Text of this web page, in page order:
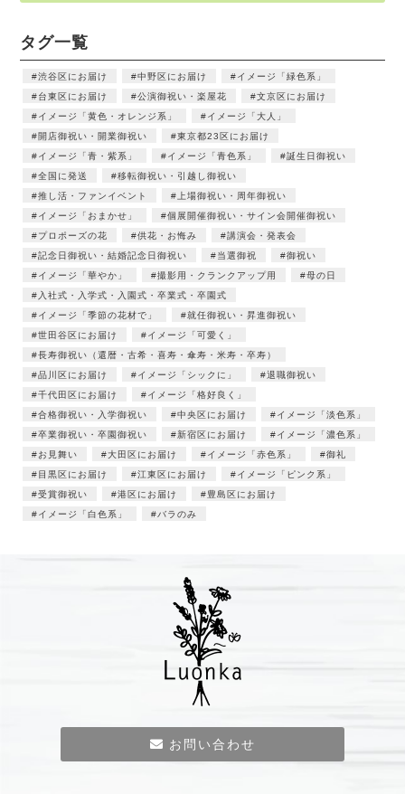
タグ一覧
渋谷区にお届け 中野区にお届け
イメージ「緑色系」
台東区にお届け
公演御祝い・楽屋花
文京区にお届け
イメージ「黄色・オレンジ系」
イメージ「大人」
開店御祝い・開業御祝い
東京都23区にお届け
イメージ「青・紫系」
イメージ「青色系」
誕生日御祝い
全国に発送
移転御祝い・引越し御祝い
推し活・ファンイベント
上場御祝い・周年御祝い
イメージ「おまかせ」
個展開催御祝い・サイン会開催御祝い
プロポーズの花
供花・お悔み
講演会・発表会
記念日御祝い・結婚記念日御祝い
当選御祝
御祝い
イメージ「華やか」
撮影用・クランクアップ用
母の日
入社式・入学式・入園式・卒業式・卒園式
イメージ「季節の花材で」
就任御祝い・昇進御祝い
世田谷区にお届け
イメージ「可愛く」
長寿御祝い（還暦・古希・喜寿・傘寿・米寿・卒寿）
品川区にお届け
イメージ「シックに」
退職御祝い
千代田区にお届け
イメージ「格好良く」
合格御祝い・入学御祝い
中央区にお届け
イメージ「淡色系」
卒業御祝い・卒園御祝い
新宿区にお届け
イメージ「濃色系」
お見舞い
大田区にお届け イメージ「赤色系」
御礼
目黒区にお届け
江東区にお届け
イメージ「ピンク系」
受賞御祝い
港区にお届け
豊島区にお届け
イメージ「白色系」
バラのみ
お問い合わせ